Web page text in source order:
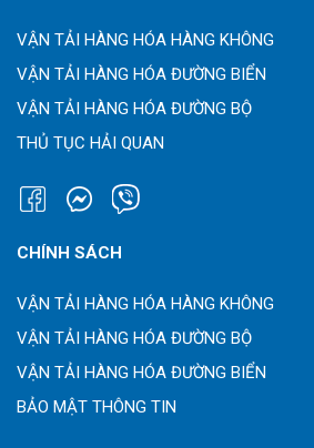
VẬN TẢI HÀNG HÓA HÀNG KHÔNG
VẬN TẢI HÀNG HÓA ĐƯỜNG BIỂN
VẬN TẢI HÀNG HÓA ĐƯỜNG BỘ
THỦ TỤC HẢI QUAN
CHÍNH SÁCH
VẬN TẢI HÀNG HÓA HÀNG KHÔNG
VẬN TẢI HÀNG HÓA ĐƯỜNG BỘ
VẬN TẢI HÀNG HÓA ĐƯỜNG BIỂN
BẢO MẬT THÔNG TIN